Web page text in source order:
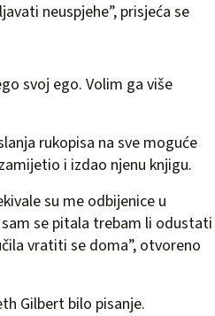
neuspjehe”, prisjeća se
svoj ego. Volim ga više
rukopisa na sve moguće
i izdao njenu knjigu.
su me odbijenice u
se pitala trebam li odustati
vratiti se doma”, otvoreno
Gilbert bilo pisanje.